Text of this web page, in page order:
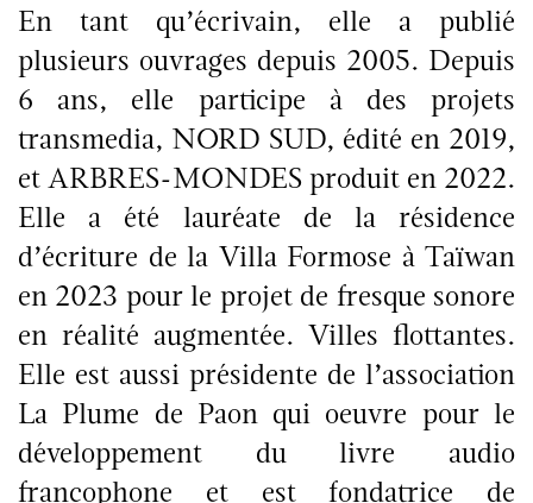
En tant qu’écrivain, elle a publié
plusieurs ouvrages depuis 2005. Depuis
6 ans, elle participe à des projets
transmedia, NORD SUD, édité en 2019,
et ARBRES-MONDES produit en 2022.
Elle a été lauréate de la résidence
d’écriture de la Villa Formose à Taïwan
en 2023 pour le projet de fresque sonore
en réalité augmentée. Villes flottantes.
Elle est aussi présidente de l’association
La Plume de Paon qui oeuvre pour le
développement du livre audio
francophone et est fondatrice de